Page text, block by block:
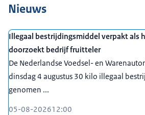
Nieuws
Illegaal bestrijdingsmiddel verpakt als
doorzoekt bedrijf fruitteler
De Nederlandse Voedsel- en
dinsdag 4 augustus 30 kilo illegaal
genomen ...
05-08-202612:00